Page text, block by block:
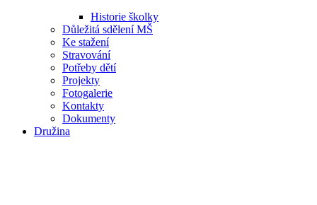
Historie školky
Důležitá sdělení MŠ
Ke stažení
Stravování
Potřeby dětí
Projekty
Fotogalerie
Kontakty
Dokumenty
Družina